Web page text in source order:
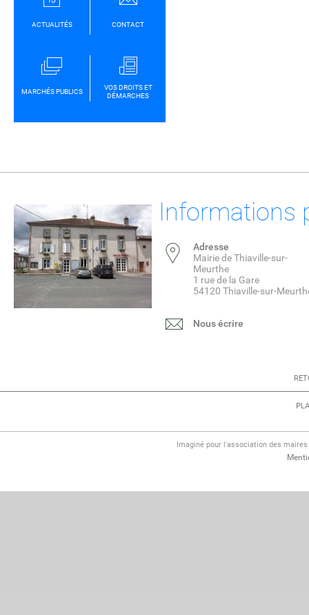
ACTUALITÉS CONTACT
MARCHÉS PUBLICS
VOS DROITS ET
DÉMARCHES
Informations
Adresse
Mairie de Thiaville-sur-
Meurthe
1 rue de la Gare
54120 Thiaville-sur-
Nous écrire
Imaginé pour l'association des